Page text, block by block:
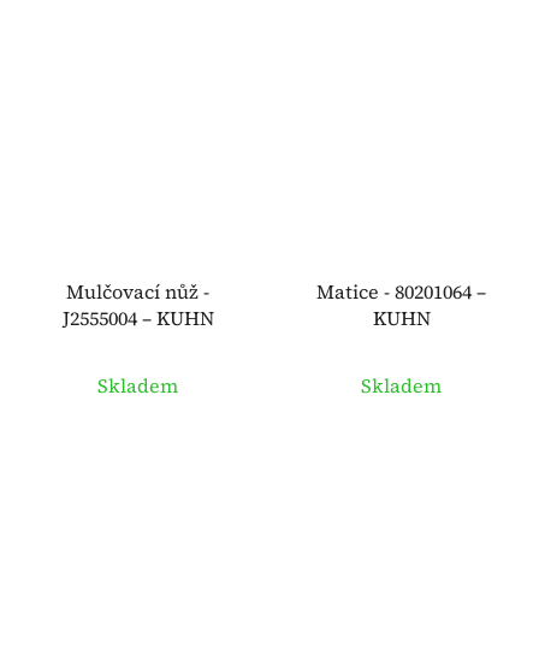
Mulčovací nůž -
J2555004 – KUHN
Skladem
Matice - 80201064 –
KUHN
Skladem